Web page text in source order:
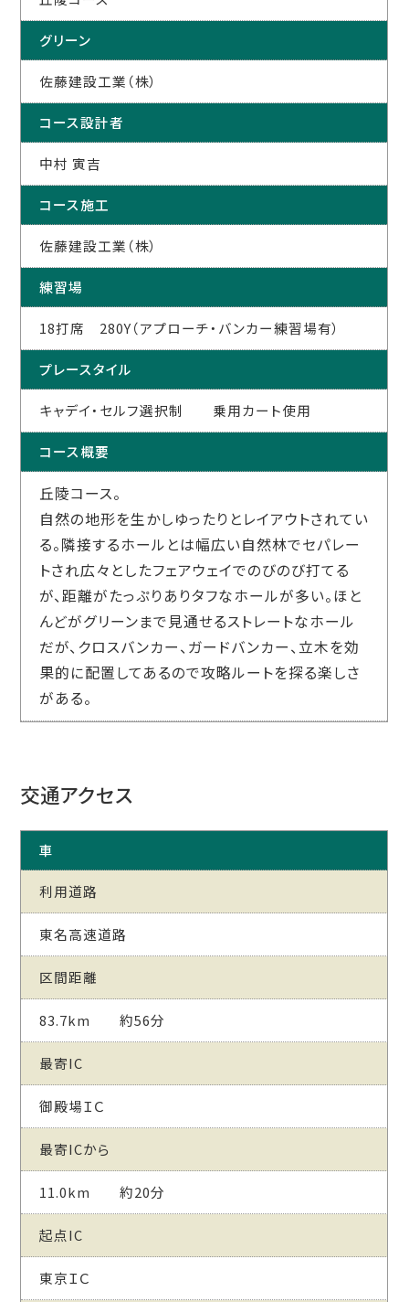
グリーン
佐藤建設工業（株）
コース設計者
中村 寅吉
コース施工
佐藤建設工業（株）
練習場
18打席 280Y（アプローチ・バンカー練習場有）
プレースタイル
キャデイ・セルフ選択制 乗用カート使用
コース概要
丘陵コース。
自然の地形を生かしゆったりとレイアウトされてい
る。隣接するホールとは幅広い自然林でセパレー
トされ広々としたフェアウェイでのびのび打てる
が、距離がたっぷりありタフなホールが多い。ほと
んどがグリーンまで見通せるストレートなホール
だが、クロスバンカー、ガードバンカー、立木を効
果的に配置してあるので攻略ルートを探る楽しさ
がある。
交通アクセス
車
利用道路
東名高速道路
区間距離
83.7km 約56分
最寄IC
御殿場ＩＣ
最寄ICから
11.0km 約20分
起点IC
東京ＩＣ